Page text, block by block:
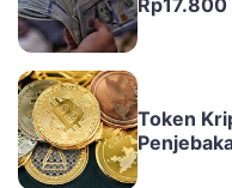
Token